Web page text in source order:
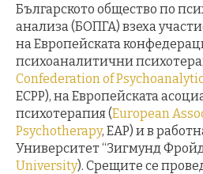
Българското общество по
анализа (БОПГА) взеха
на Европейската
психоаналитични
Confederation of
ECPP), на Европейската
психотерапия (European
Psychotherapy, EAP) и в
Университет “Зигмунд
University). Срещите се